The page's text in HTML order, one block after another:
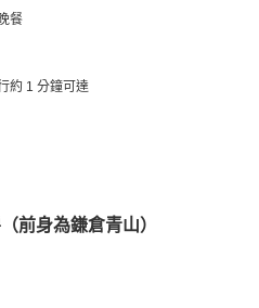
餐
約 1 分鐘可達
前身為鎌倉青山）